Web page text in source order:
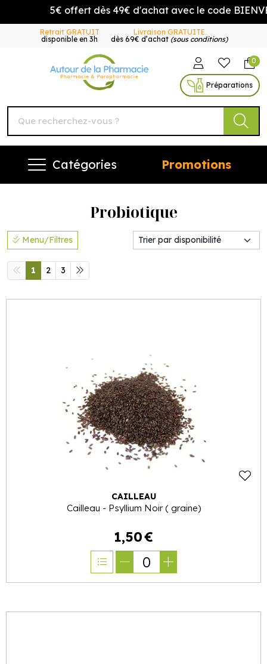
5€ offert dès 49€ d'achat avec le code
Retrait GRATUIT
disponible en 3h
Livraison GRATUITE
dès 69€ d’achat (sous conditions)
Autour de la Pharmacie
0
Préparations
Catégories Promotions
Probiotique
Menu/Filtres
1 2 3
CAILLEAU
Cailleau - Psyllium Noir ( graine)
1,50€
0